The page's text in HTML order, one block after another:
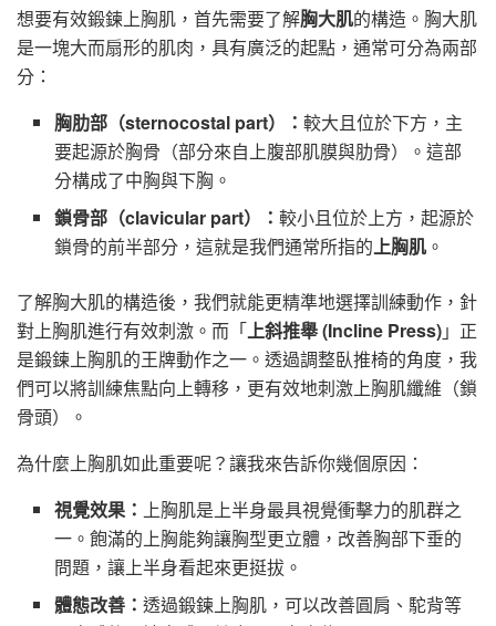
想要有效鍛鍊上胸肌，首先需要了解胸大肌的構造。胸大肌
是一塊大而扇形的肌肉，具有廣泛的起點，通常可分為兩部
分：
胸肋部（sternocostal part）：較大且位於下方，主
要起源於胸骨（部分來自上腹部肌膜與肋骨）。這部
分構成了中胸與下胸。
鎖骨部（clavicular part）：較小且位於上方，起源於
鎖骨的前半部分，這就是我們通常所指的上胸肌 。
了解胸大肌的構造後，我們就能更精準地選擇訓練動作，針
對上胸肌進行有效刺激。而「上斜推舉 (Incline Press)」正
是鍛鍊上胸肌的王牌動作之一。透過調整臥推椅的角度，我
們可以將訓練焦點向上轉移，更有效地刺激上胸肌纖維（鎖
骨頭）。
為什麼上胸肌如此重要呢？讓我來告訴你幾個原因：
視覺效果： 上胸肌是上半身最具視覺衝擊力的肌群之
一。飽滿的上胸能夠讓胸型更立體，改善胸部下垂的
問題，讓上半身看起來更挺拔。
體態改善：透過鍛鍊上胸肌，可以改善圓肩、駝背等